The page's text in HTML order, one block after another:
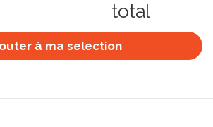
total
à ma selection